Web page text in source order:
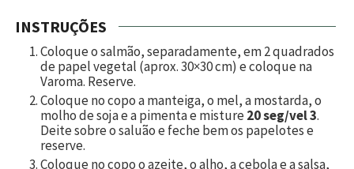
INSTRUÇÕES
Coloque o salmão, separadamente, em 2 quadrados
de papel vegetal (aprox. 30×30 cm) e coloque na
Varoma. Reserve.
Coloque no copo a manteiga, o mel, a mostarda, o
molho de soja e a pimenta e misture20 seg/vel 3.
Deite sobre o saluão e feche bem os papelotes e
reserve.
Coloque no copo o azeite, o alho, a cebola e a salsa,